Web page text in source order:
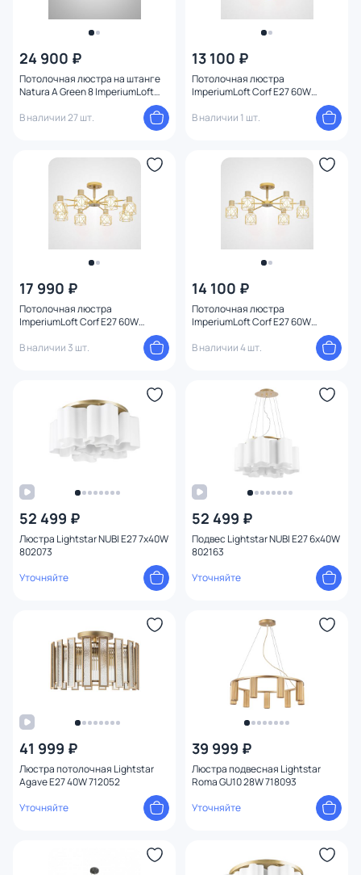
24 900 ₽
Потолочная люстра на штанге
Natura A Green 8 ImperiumLoft
В наличии 27 шт.
13 100 ₽
Потолочная люстра
ImperiumLoft Corf E27 60W
В наличии 1 шт.
17 990 ₽
Потолочная люстра
ImperiumLoft Corf E27 60W
В наличии 3 шт.
14 100 ₽
Потолочная люстра
ImperiumLoft Corf E27 60W
В наличии 4 шт.
52 499 ₽
Люстра Lightstar NUBI E27 7х40W
802073
Уточняйте
52 499 ₽
Подвес Lightstar NUBI E27 6х40W
802163
Уточняйте
41 999 ₽
Люстра потолочная Lightstar
Agave E27 40W 712052
Уточняйте
39 999 ₽
Люстра подвесная Lightstar
Roma GU10 28W 718093
Уточняйте